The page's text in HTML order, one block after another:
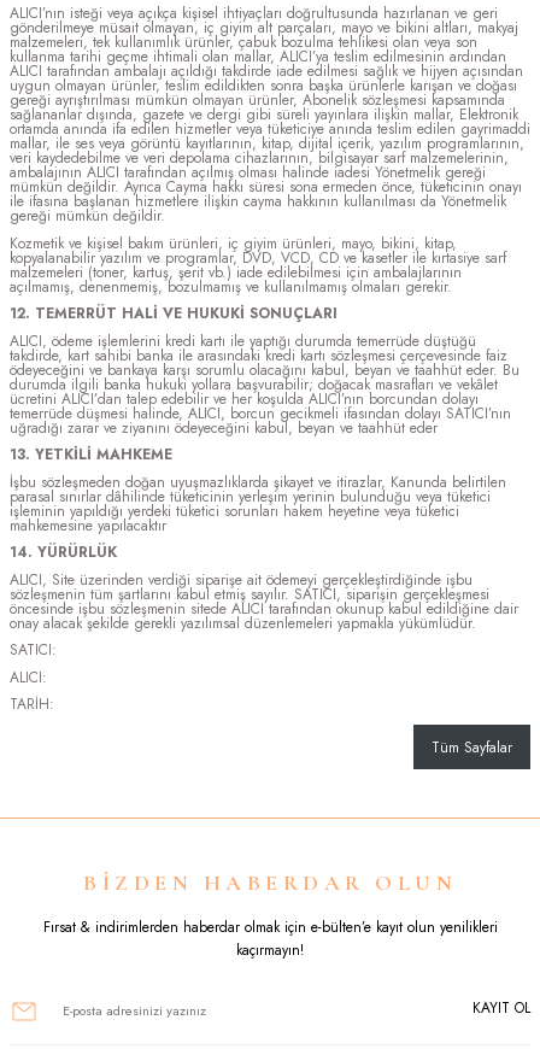
ALICI’nın isteği veya açıkça kişisel ihtiyaçları doğrultusunda hazırlanan ve geri
gönderilmeye müsait olmayan, iç giyim alt parçaları, mayo ve bikini altları, makyaj
malzemeleri, tek kullanımlık ürünler, çabuk bozulma tehlikesi olan veya son
kullanma tarihi geçme ihtimali olan mallar, ALICI’ya teslim edilmesinin ardından
ALICI tarafından ambalajı açıldığı takdirde iade edilmesi sağlık ve hijyen açısından
uygun olmayan ürünler, teslim edildikten sonra başka ürünlerle karışan ve doğası
gereği ayrıştırılması mümkün olmayan ürünler, Abonelik sözleşmesi kapsamında
sağlananlar dışında, gazete ve dergi gibi süreli yayınlara ilişkin mallar, Elektronik
ortamda anında ifa edilen hizmetler veya tüketiciye anında teslim edilen gayrimaddi
mallar, ile ses veya görüntü kayıtlarının, kitap, dijital içerik, yazılım programlarının,
veri kaydedebilme ve veri depolama cihazlarının, bilgisayar sarf malzemelerinin,
ambalajının ALICI tarafından açılmış olması halinde iadesi Yönetmelik gereği
mümkün değildir. Ayrıca Cayma hakkı süresi sona ermeden önce, tüketicinin onayı
ile ifasına başlanan hizmetlere ilişkin cayma hakkının kullanılması da Yönetmelik
gereği mümkün değildir.
Kozmetik ve kişisel bakım ürünleri, iç giyim ürünleri, mayo, bikini, kitap,
kopyalanabilir yazılım ve programlar, DVD, VCD, CD ve kasetler ile kırtasiye sarf
malzemeleri (toner, kartuş, şerit vb.) iade edilebilmesi için ambalajlarının
açılmamış, denenmemiş, bozulmamış ve kullanılmamış olmaları gerekir.
12. TEMERRÜT HALİ VE HUKUKİ SONUÇLARI
ALICI, ödeme işlemlerini kredi kartı ile yaptığı durumda temerrüde düştüğü
takdirde, kart sahibi banka ile arasındaki kredi kartı sözleşmesi çerçevesinde faiz
ödeyeceğini ve bankaya karşı sorumlu olacağını kabul, beyan ve taahhüt eder. Bu
durumda ilgili banka hukuki yollara başvurabilir; doğacak masrafları ve vekâlet
ücretini ALICI’dan talep edebilir ve her koşulda ALICI’nın borcundan dolayı
temerrüde düşmesi halinde, ALICI, borcun gecikmeli ifasından dolayı SATICI’nın
uğradığı zarar ve ziyanını ödeyeceğini kabul, beyan ve taahhüt eder
13. YETKİLİ MAHKEME
İşbu sözleşmeden doğan uyuşmazlıklarda şikayet ve itirazlar, Kanunda belirtilen
parasal sınırlar dâhilinde tüketicinin yerleşim yerinin bulunduğu veya tüketici
işleminin yapıldığı yerdeki tüketici sorunları hakem heyetine veya tüketici
mahkemesine yapılacaktır
14. YÜRÜRLÜK
ALICI, Site üzerinden verdiği siparişe ait ödemeyi gerçekleştirdiğinde işbu
sözleşmenin tüm şartlarını kabul etmiş sayılır. SATICI, siparişin gerçekleşmesi
öncesinde işbu sözleşmenin sitede ALICI tarafından okunup kabul edildiğine dair
onay alacak şekilde gerekli yazılımsal düzenlemeleri yapmakla yükümlüdür.
SATICI:
ALICI:
TARİH:
Tüm Sayfalar
BİZDEN HABERDAR OLUN
Fırsat & indirimlerden haberdar olmak için e-bülten’e kayıt olun yenilikleri
kaçırmayın!
KAYIT OL